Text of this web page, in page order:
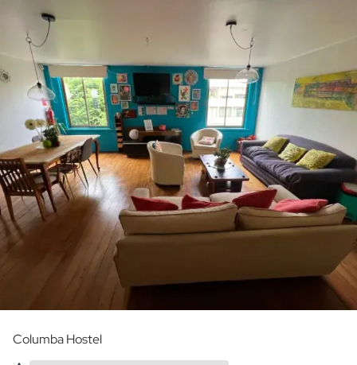
Columba Hostel